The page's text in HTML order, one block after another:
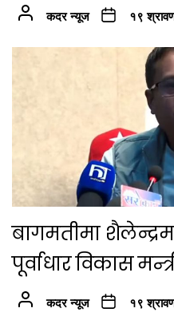
कदर न्यूज १९
बागमतीमा
पूर्वाधार विकास
कदर न्यूज १९